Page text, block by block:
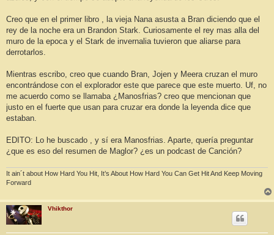
Creo que en el primer libro , la vieja Nana asusta a Bran diciendo que el
rey de la noche era un Brandon Stark. Curiosamente el rey mas alla del
muro de la epoca y el Stark de invernalia tuvieron que aliarse para
derrotarlos.
Mientras escribo, creo que cuando Bran, Jojen y Meera cruzan el muro
encontrándose con el explorador este que parece que este muerto. Uf, no
me acuerdo como se llamaba ¿Manosfrias? creo que mencionan que
justo en el fuerte que usan para cruzar era donde la leyenda dice que
estaban.
EDITO: Lo he buscado , y sí era Manosfrias. Aparte, quería preguntar
¿que es eso del resumen de Maglor? ¿es un podcast de Canción?
It ain´t about How Hard You Hit, It’s About How Hard You Can Get Hit And Keep Moving
Forward
Vhikthor